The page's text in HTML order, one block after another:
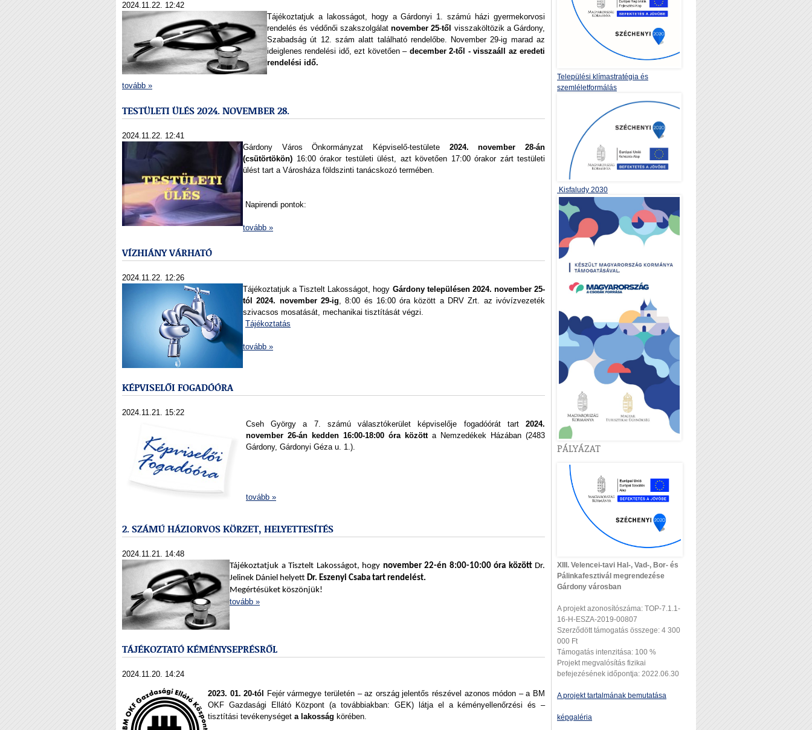
2024.11.22. 12:42
Tájékoztatjuk a lakosságot, hogy a Gárdonyi 1. számú házi gyermekorvosi
rendelés és védőnői szakszolgálat november 25-től visszaköltözik a Gárdony,
Szabadság út 12. szám alatt található rendelőbe. November 29-ig marad az
ideiglenes rendelési idő, ezt követően – december 2-től - visszaáll az eredeti
rendelési idő.
tovább »
TESTÜLETI ÜLÉS 2024. NOVEMBER 28.
2024.11.22. 12:41
Gárdony Város Önkormányzat Képviselő-testülete 2024. november 28-án
(csütörtökön) 16:00 órakor testületi ülést, azt követően 17:00 órakor zárt testületi
ülést tart a Városháza földszinti tanácskozó termében.
Napirendi pontok:
tovább »
VÍZHIÁNY VÁRHATÓ
2024.11.22. 12:26
Tájékoztatjuk a Tisztelt Lakosságot, hogy Gárdony településen 2024. november 25-
tól 2024. november 29-ig, 8:00 és 16:00 óra között a DRV Zrt. az ivóvízvezeték
szivacsos mosatását, mechanikai tisztítását végzi.
Tájékoztatás
tovább »
KÉPVISELŐI FOGADÓÓRA
2024.11.21. 15:22
Cseh György a 7. számú választókerület képviselője fogadóórát tart 2024.
november 26-án kedden 16:00-18:00 óra közötta Nemzedékek Házában (2483
Gárdony, Gárdonyi Géza u. 1.).
tovább »
2. SZÁMÚ HÁZIORVOS KÖRZET, HELYETTESÍTÉS
2024.11.21. 14:48
Tájékoztatjuk a Tisztelt Lakosságot, hogy november 22-én 8:00-10:00 óra közöttDr.
Jelinek Dániel helyett Dr. Eszenyi Csaba tart rendelést.
Megértésüket köszönjük!
tovább »
TÁJÉKOZTATÓ KÉMÉNYSEPRÉSRŐL
2024.11.20. 14:24
2023. 01. 20-tól
Fejér vármegye területén – az ország jelentős részével azonos módon – a BM
OKF Gazdasági Ellátó Központ (a továbbiakban: GEK) látja el a kéményellenőrzési és –
tisztítási tevékenységet a lakosság körében.
Települési klímastratégia és
szemléletformálás
Kisfaludy 2030
PÁLYÁZAT
XIII. Velencei-tavi Hal-, Vad-, Bor- és
Pálinkafesztivál megrendezése
Gárdony városban
A projekt azonosítószáma: TOP-7.1.1-
16-H-ESZA-2019-00807
Szerződött támogatás összege: 4 300
000 Ft
Támogatás intenzitása: 100 %
Projekt megvalósítás fizikai
befejezésének időpontja: 2022.06.30
A projekt tartalmának bemutatása
képgaléria